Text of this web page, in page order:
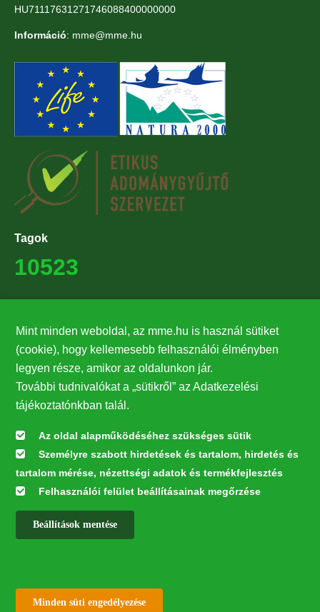
HU71117631271746088400000000
Információ: mme@mme.hu
Tagok
10523
27224
Hírlevél feliratkozás
Értesüljön elsőként legfrissebb híreinkről, eseményeinkről!
Feliratkozás
Mint minden weboldal, az mme.hu is használ sütiket
(cookie), hogy kellemesebb felhasználói élményben
legyen része, amikor az oldalunkon jár.
További tudnivalókat a „sütikről” az Adatkezelési
tájékoztatónkban talál.
Az oldal alapműködéséhez szükséges sütik
Személyre szabott hirdetések és tartalom, hirdetés és
tartalom mérése, nézettségi adatok és termékfejlesztés
Felhasználói felület beállításainak megőrzése
Beállítások mentése
Minden süti engedélyezése